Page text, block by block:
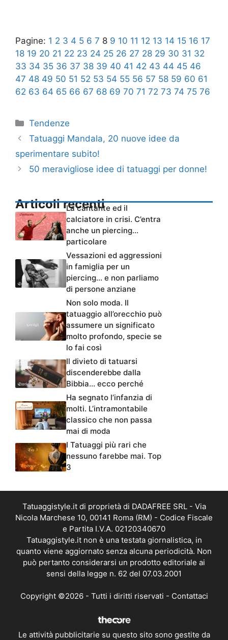
Pagine: 1 2 3 4 5 6 7 8 9 10 11 12 13 14 15 16 17
18 19 20 21 22 23 24 25 26 27 28 29 30 31 32
33 34 35 36 37 38 39 40 41 42 43 44 45 46
47 48 49 50 51 52 53 54 55 56 57 58 59 60 61
62 63 64 65 66 67 68 69 70 71 72 73 74 75 76
Categorie
Tendenze
Tatuaggi Mandala, 20 nuove idee da
sperimentare subito!
50 meravigliose idee di tatuaggi per donne!
Articoli recenti
La cantante ed il
calciatore in crisi. C’entra
anche un piercing…
particolare
Vessazioni ed aggressioni
in famiglia per un
piercing… e non parliamo
di persone anziane
Non solo moda. Il
tatuaggio all’orecchio può
assumere un significato
molto profondo, specie se
lo fai così
Il divieto di tatuarsi
discenderebbe dalla
Bibbia… ecco perché
Ha segnato l’infanzia di
molti. L’intramontabile
classico che non passa
mai di moda
I Tatuaggi più rari che
nessuno farebbe mai. Top
3
Tatuaggistyle.it di proprietà di DADAFREE SRL - Via
Nicola Marchese 10, 00141 Roma (RM) - Codice Fiscale
e Partita I.V.A. 02120340670
Tatuaggistyle.it non è una testata giornalistica, in
quanto viene aggiornato senza alcuna periodicità. Non
può pertanto considerarsi un prodotto editoriale ai
sensi della legge n. 62 del 07.03.2001
Copyright ©2026 - Tutti i diritti riservati - Contattaci
Le attività pubblicitarie su questo sito sono gestite da